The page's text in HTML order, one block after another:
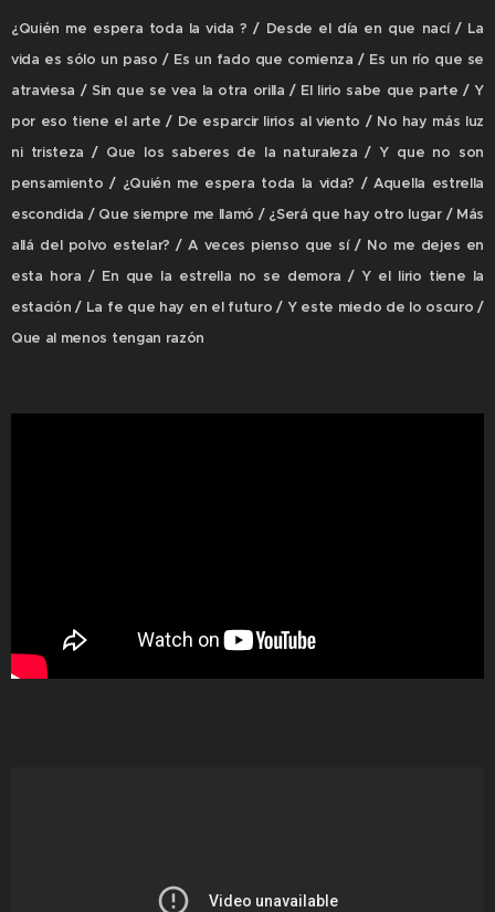
¿Quién me espera toda la vida ? / Desde el día en que nací / La
vida es sólo un paso / Es un fado que comienza / Es un río que se
atraviesa / Sin que se vea la otra orilla / El lirio sabe que parte / Y
por eso tiene el arte / De esparcir lirios al viento / No hay más luz
ni tristeza / Que los saberes de la naturaleza / Y que no son
pensamiento / ¿Quién me espera toda la vida? / Aquella estrella
escondida / Que siempre me llamó / ¿Será que hay otro lugar / Más
allá del polvo estelar? / A veces pienso que sí / No me dejes en
esta hora / En que la estrella no se demora / Y el lirio tiene la
estación / La fe que hay en el futuro / Y este miedo de lo oscuro /
Que al menos tengan razón